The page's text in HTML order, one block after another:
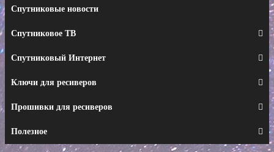
Спутниковые новости
Спутниковое ТВ
Спутниковый Интернет
Ключи для ресиверов
Прошивки для ресиверов
Полезное